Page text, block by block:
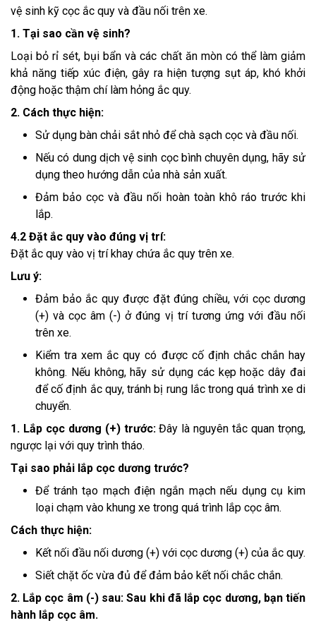
vệ sinh kỹ cọc ắc quy và đầu nối trên xe.
1. Tại sao cần vệ sinh?
Loại bỏ rỉ sét, bụi bẩn và các chất ăn mòn có thể làm giảm
khả năng tiếp xúc điện, gây ra hiện tượng sụt áp, khó khởi
động hoặc thậm chí làm hỏng ắc quy.
2. Cách thực hiện:
Sử dụng bàn chải sắt nhỏ để chà sạch cọc và đầu nối.
Nếu có dung dịch vệ sinh cọc bình chuyên dụng, hãy sử
dụng theo hướng dẫn của nhà sản xuất.
Đảm bảo cọc và đầu nối hoàn toàn khô ráo trước khi
lắp.
4.2 Đặt ắc quy vào đúng vị trí:
Đặt ắc quy vào vị trí khay chứa ắc quy trên xe.
Lưu ý:
Đảm bảo ắc quy được đặt đúng chiều, với cọc dương
(+) và cọc âm (-) ở đúng vị trí tương ứng với đầu nối
trên xe.
Kiểm tra xem ắc quy có được cố định chắc chắn hay
không. Nếu không, hãy sử dụng các kẹp hoặc dây đai
để cố định ắc quy, tránh bị rung lắc trong quá trình xe di
chuyển.
1. Lắp cọc dương (+) trước:Đây là nguyên tắc quan trọng,
ngược lại với quy trình tháo.
Tại sao phải lắp cọc dương trước?
Để tránh tạo mạch điện ngắn mạch nếu dụng cụ kim
loại chạm vào khung xe trong quá trình lắp cọc âm.
Cách thực hiện:
Kết nối đầu nối dương (+) với cọc dương (+) của ắc quy.
Siết chặt ốc vừa đủ để đảm bảo kết nối chắc chắn.
2. Lắp cọc âm (-) sau: Sau khi đã lắp cọc dương, bạn tiến
hành lắp cọc âm.